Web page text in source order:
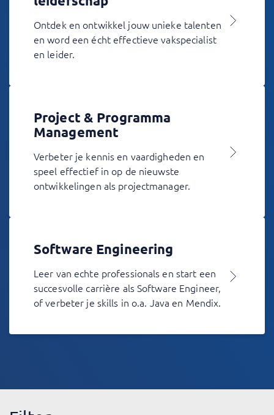
Ontdek en ontwikkel jouw unieke talenten
en word een écht effectieve vakspecialist
en leider.
Project & Programma
Management
Verbeter je kennis en vaardigheden en
speel effectief in op de nieuwste
ontwikkelingen als projectmanager.
Software Engineering
Leer van echte professionals en start een
succesvolle carrière als Software Engineer,
of verbeter je skills in o.a. Java en Mendix.